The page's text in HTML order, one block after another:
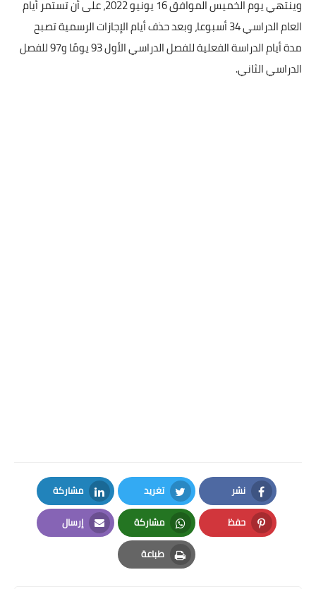
وينتهي يوم الخميس الموافق 16 يونيو 2022، على أن تستمر أيام
العام الدراسي 34 أسبوعا، وبعد حذف أيام الإجازات الرسمية تصبح
مدة أيام الدراسة الفعلية للفصل الدراسي الأول 93 يومًا و97 للفصل
الدراسي الثاني.
نشر
Facebook
تغريد
Twitter
مشاركة
LinkedIn
حفظ
Pinterest
مشاركة
Whatsapp
إرسال
Email
طباعة
Print